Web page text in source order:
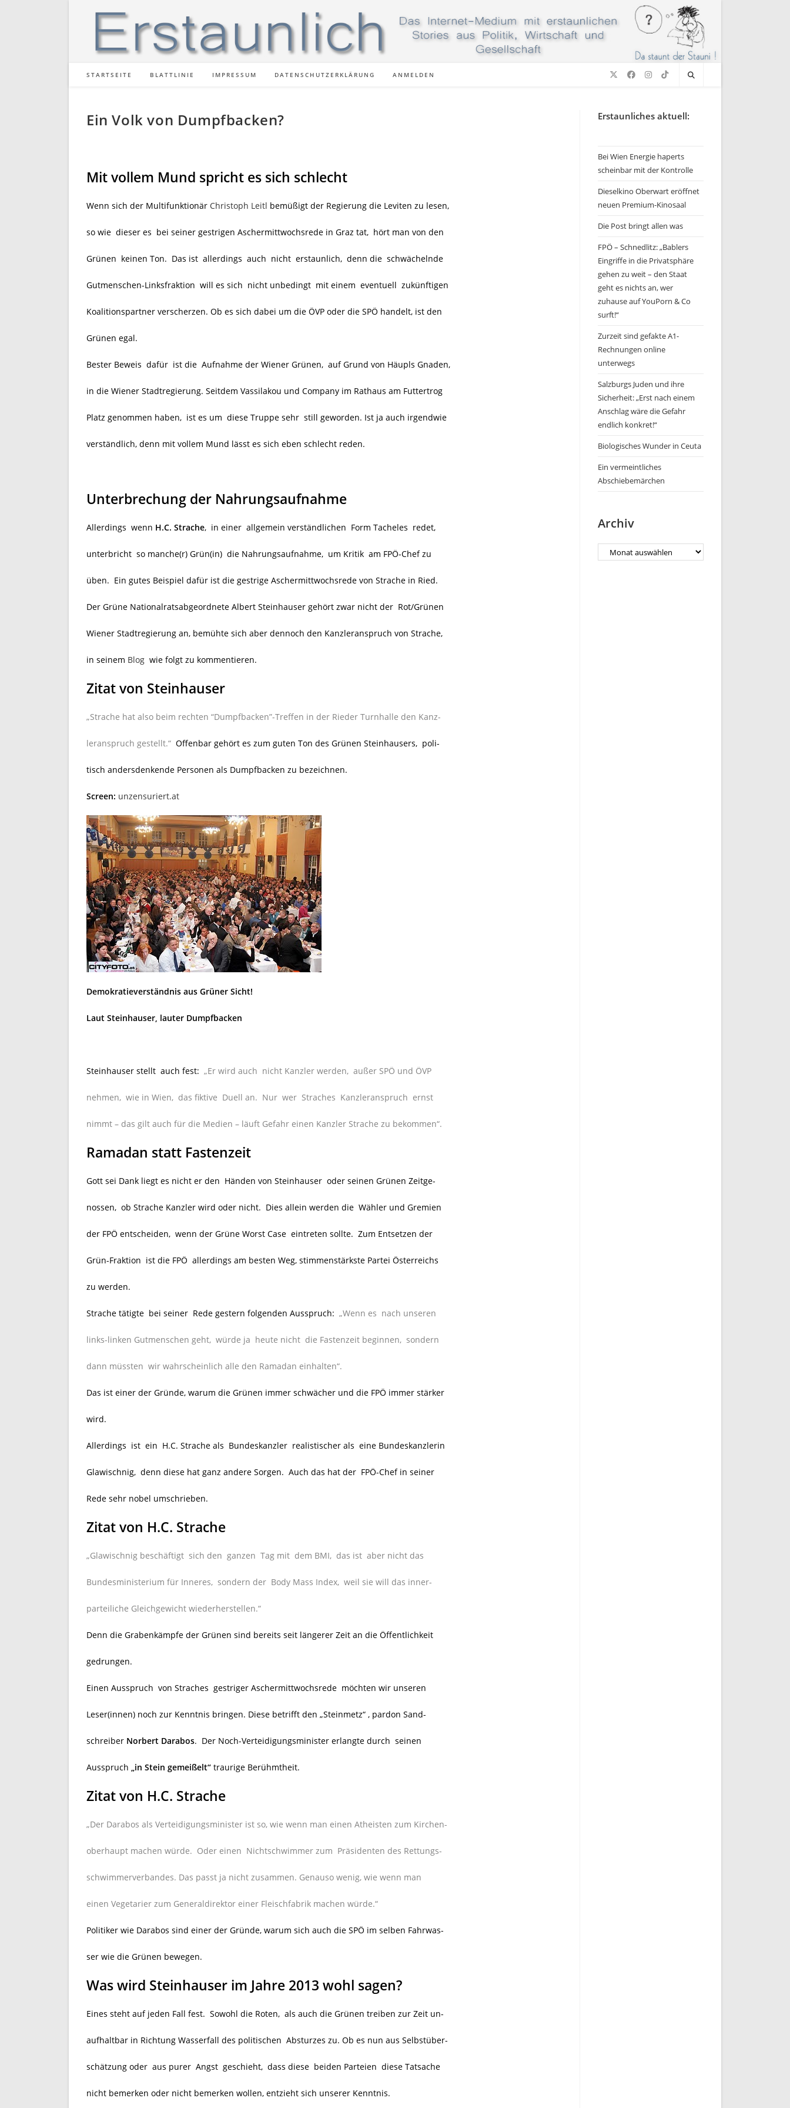
STARTSEITE BLATTLINIE IMPRESSUM DATENSCHUTZERKLÄRUNG ANMELDEN
Ein Volk von Dumpfbacken?
Mit vollem Mund spricht es sich schlecht
Wenn sich der Multifunktionär Christoph Leitl bemüßigt der Regierung die Leviten zu lesen,
so wie dieser es bei seiner gestrigen Aschermittwochsrede in Graz tat, hört man von den
Grünen keinen Ton. Das ist allerdings auch nicht erstaunlich, denn die schwächelnde
Gutmenschen-Linksfraktion will es sich nicht unbedingt mit einem eventuell zukünftigen
Koalitionspartner verscherzen. Ob es sich dabei um die ÖVP oder die SPÖ handelt, ist den
Grünen egal.
Bester Beweis dafür ist die Aufnahme der Wiener Grünen, auf Grund von Häupls Gnaden,
in die Wiener Stadtregierung. Seitdem Vassilakou und Company im Rathaus am Futtertrog
Platz genommen haben, ist es um diese Truppe sehr still geworden. Ist ja auch irgendwie
verständlich, denn mit vollem Mund lässt es sich eben schlecht reden.
Unterbrechung der Nahrungsaufnahme
Allerdings wenn H.C. Strache, in einer allgemein verständlichen Form Tacheles redet,
unterbricht so manche(r) Grün(in) die Nahrungsaufnahme, um Kritik am FPÖ-Chef zu
üben. Ein gutes Beispiel dafür ist die gestrige Aschermittwochsrede von Strache in Ried.
Der Grüne Nationalratsabgeordnete Albert Steinhauser gehört zwar nicht der Rot/Grünen
Wiener Stadtregierung an, bemühte sich aber dennoch den Kanzleranspruch von Strache,
in seinem Blog wie folgt zu kommentieren.
Zitat von Steinhauser
„Strache hat also beim rechten “Dumpfbacken”-Treffen in der Rieder Turnhalle den Kanz-
leranspruch gestellt.“ Offenbar gehört es zum guten Ton des Grünen Steinhausers, poli-
tisch andersdenkende Personen als Dumpfbacken zu bezeichnen.
Screen: unzensuriert.at
Demokratieverständnis aus Grüner Sicht!
Laut Steinhauser, lauter Dumpfbacken
Steinhauser stellt auch fest: „Er wird auch nicht Kanzler werden, außer SPÖ und ÖVP
nehmen, wie in Wien, das fiktive Duell an. Nur wer Straches Kanzleranspruch ernst
nimmt – das gilt auch für die Medien – läuft Gefahr einen Kanzler Strache zu bekommen“.
Ramadan statt Fastenzeit
Gott sei Dank liegt es nicht er den Händen von Steinhauser oder seinen Grünen Zeitge-
nossen, ob Strache Kanzler wird oder nicht. Dies allein werden die Wähler und Gremien
der FPÖ entscheiden, wenn der Grüne Worst Case eintreten sollte. Zum Entsetzen der
Grün-Fraktion ist die FPÖ allerdings am besten Weg, stimmenstärkste Partei Österreichs
zu werden.
Strache tätigte bei seiner Rede gestern folgenden Ausspruch: „Wenn es nach unseren
links-linken Gutmenschen geht, würde ja heute nicht die Fastenzeit beginnen, sondern
dann müssten wir wahrscheinlich alle den Ramadan einhalten“.
Das ist einer der Gründe, warum die Grünen immer schwächer und die FPÖ immer stärker
wird.
Allerdings ist ein H.C. Strache als Bundeskanzler realistischer als eine Bundeskanzlerin
Glawischnig, denn diese hat ganz andere Sorgen. Auch das hat der FPÖ-Chef in seiner
Rede sehr nobel umschrieben.
Zitat von H.C. Strache
„Glawischnig beschäftigt sich den ganzen Tag mit dem BMI, das ist aber nicht das
Bundesministerium für Inneres, sondern der Body Mass Index, weil sie will das inner-
parteiliche Gleichgewicht wiederherstellen.“
Denn die Grabenkämpfe der Grünen sind bereits seit längerer Zeit an die Öffentlichkeit
gedrungen.
Einen Ausspruch von Straches gestriger Aschermittwochsrede möchten wir unseren
Leser(innen) noch zur Kenntnis bringen. Diese betrifft den „Steinmetz“ , pardon Sand-
schreiber Norbert Darabos. Der Noch-Verteidigungsminister erlangte durch seinen
Ausspruch „in Stein gemeißelt“ traurige Berühmtheit.
Zitat von H.C. Strache
„Der Darabos als Verteidigungsminister ist so, wie wenn man einen Atheisten zum Kirchen-
oberhaupt machen würde. Oder einen Nichtschwimmer zum Präsidenten des Rettungs-
schwimmerverbandes. Das passt ja nicht zusammen. Genauso wenig, wie wenn man
einen Vegetarier zum Generaldirektor einer Fleischfabrik machen würde.“
Politiker wie Darabos sind einer der Gründe, warum sich auch die SPÖ im selben Fahrwas-
ser wie die Grünen bewegen.
Was wird Steinhauser im Jahre 2013 wohl sagen?
Eines steht auf jeden Fall fest. Sowohl die Roten, als auch die Grünen treiben zur Zeit un-
aufhaltbar in Richtung Wasserfall des politischen Absturzes zu. Ob es nun aus Selbstüber-
schätzung oder aus purer Angst geschieht, dass diese beiden Parteien diese Tatsache
nicht bemerken oder nicht bemerken wollen, entzieht sich unserer Kenntnis.
Erstaunliches aktuell:
Bei Wien Energie haperts
scheinbar mit der Kontrolle
Dieselkino Oberwart eröffnet
neuen Premium-Kinosaal
Die Post bringt allen was
FPÖ – Schnedlitz: „Bablers
Eingriffe in die Privatsphäre
gehen zu weit – den Staat
geht es nichts an, wer
zuhause auf YouPorn & Co
surft!“
Zurzeit sind gefakte A1-
Rechnungen online
unterwegs
Salzburgs Juden und ihre
Sicherheit: „Erst nach einem
Anschlag wäre die Gefahr
endlich konkret!“
Biologisches Wunder in Ceuta
Ein vermeintliches
Abschiebemärchen
Archiv
Archiv